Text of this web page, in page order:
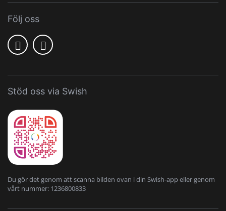
Följ oss
Stöd oss via Swish
Du gör det genom att scanna bilden ovan i din Swish-app eller genom
vårt nummer: 1236800833